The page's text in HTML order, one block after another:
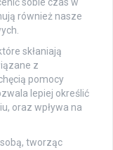
sobie czas w
również nasze
skłaniają
z
pomocy
lepiej określić
oraz wpływa na
tworząc